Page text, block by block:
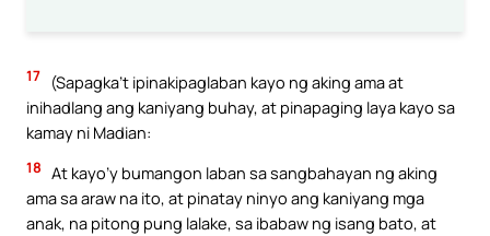
17
(Sapagka’t ipinakipaglaban kayo ng aking ama at
inihadlang ang kaniyang buhay, at pinapaging laya kayo sa
kamay ni Madian:
18 At kayo’y bumangon laban sa sangbahayan ng aking
ama sa araw na ito, at pinatay ninyo ang kaniyang mga
anak, na pitong pung lalake, sa ibabaw ng isang bato, at